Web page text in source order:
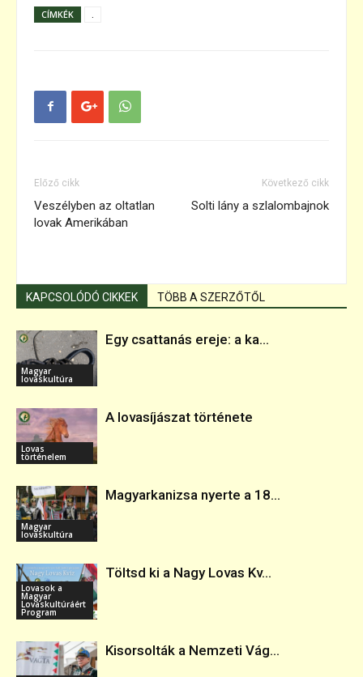
CÍMKÉK
Előző cikk
Veszélyben az oltatlan
lovak Amerikában
Következő cikk
Solti lány a szlalombajnok
KAPCSOLÓDÓ CIKKEK TÖBB A SZERZŐTŐL
Magyar
lovaskultúra
Egy csattanás ereje: a ka...
Lovas
történelem
A lovasíjászat története
Magyar
lovaskultúra
Magyarkanizsa nyerte a 18...
Lovasok a
Magyar
Lovaskultúráért
Program
Töltsd ki a Nagy Lovas Kv...
Kisorsolták a Nemzeti Vág...